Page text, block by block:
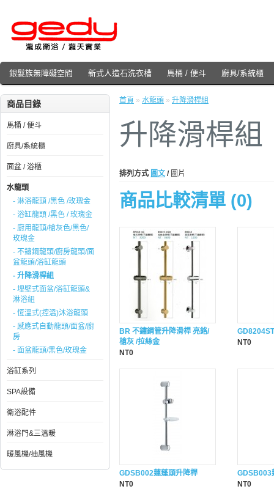
銀髮族無障礙空間 新式人造石洗衣槽 馬桶 / 便斗 廚具/系統櫃
商品目錄
馬桶 / 便斗
廚具/系統櫃
面盆 / 浴櫃
水龍頭
- 淋浴龍頭 /黑色 /玫瑰金
- 浴缸龍頭 /黑色 / 玫瑰金
- 廚用龍頭/槍灰色/黑色/
玫瑰金
- 不鏽鋼龍頭/廚房龍頭/面
盆龍頭/浴缸龍頭
- 升降滑桿組
- 埋壁式面盆/浴缸龍頭&
淋浴組
- 恆溫式(控溫)沐浴龍頭
- 感應式自動龍頭/面盆/廚
房
- 面盆龍頭/黑色/玫瑰金
浴缸系列
SPA設備
衛浴配件
淋浴門&三溫暖
暖風機/抽風機
首頁 » 水龍頭 » 升降滑桿組
升降滑桿組
排列方式 圖文 /圖片
商品比較清單 (0)
BR 不鏽鋼管升降滑桿 亮鉻/
槍灰 /拉絲金
NT0
NT0
GDSB002蓮蓬頭升降桿
NT0
GDSB003
NT0